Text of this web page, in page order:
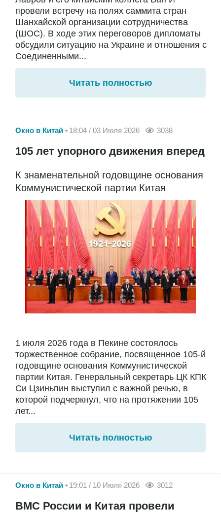
провели встречу на полях саммита стран
Шанхайской организации сотрудничества
(ШОС). В ходе этих переговоров дипломаты
обсудили ситуацию на Украине и отношения с
Соединенными...
Читать полностью
Окно в Китай 18:04 / 03 Июля 2026 3038
105 лет упорного движения вперед
К знаменательной годовщине основания
Коммунистической партии Китая
1 июля 2026 года в Пекине состоялось
торжественное собрание, посвященное 105-й
годовщине основания Коммунистической
партии Китая. Генеральный секретарь ЦК КПК
Си Цзиньпин выступил с важной речью, в
которой подчеркнул, что на протяжении 105
лет...
Читать полностью
Окно в Китай 19:01 / 10 Июля 2026 3012
ВМС России и Китая провели